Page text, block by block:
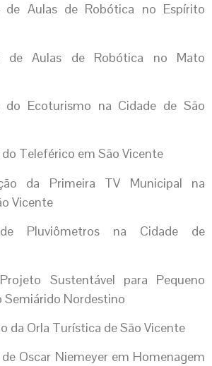
de Aulas de Robótica no Espírito
de Aulas de Robótica no Mato
do Ecoturismo na Cidade de São
Teleférico em São Vicente
da Primeira TV Municipal na
Vicente
Pluviômetros na Cidade de
Sustentável para Pequeno
Nordestino
da Orla Turística de São Vicente
Oscar Niemeyer em Homenagem